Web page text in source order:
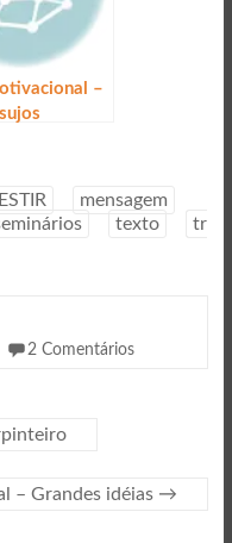
–
mensagem
texto
tr
2 Comentários
– Grandes idéias →